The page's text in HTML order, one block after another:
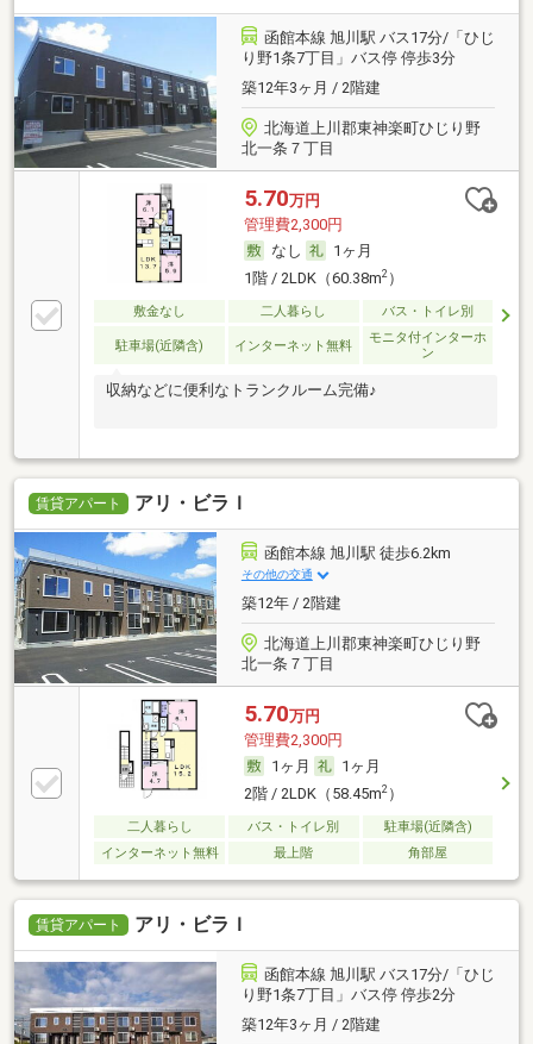
函館本線 旭川駅 バス17分/「ひじ
り野1条7丁目」バス停 停歩3分
築12年3ヶ月 / 2階建
北海道上川郡東神楽町ひじり野
北一条７丁目
5.70万円
管理費2,300円
なし
1ヶ月
1階 / 2LDK（60.38m2）
敷金なし 二人暮らし バス・トイレ別
駐車場(近隣含) インターネット無料
モニタ付インターホ
ン
収納などに便利なトランクルーム完備♪
賃貸アパート アリ・ビラＩ
函館本線 旭川駅 徒歩6.2km
その他の交通
築12年 / 2階建
北海道上川郡東神楽町ひじり野
北一条７丁目
5.70万円
管理費2,300円
1ヶ月
1ヶ月
2階 / 2LDK（58.45m2）
二人暮らし バス・トイレ別
駐車場(近隣含)
インターネット無料
最上階 角部屋
賃貸アパート アリ・ビラＩ
函館本線 旭川駅 バス17分/「ひじ
り野1条7丁目」バス停 停歩2分
築12年3ヶ月 / 2階建